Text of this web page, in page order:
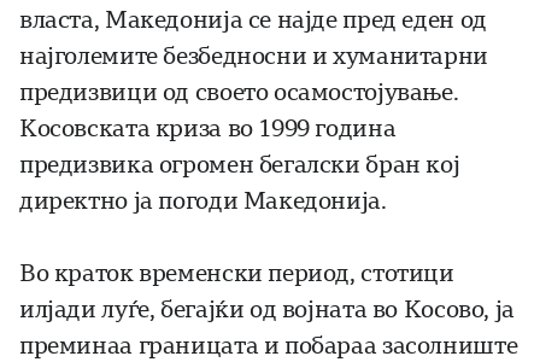
власта, Македонија се најде пред еден од
најголемите безбедносни и хуманитарни
предизвици од своето осамостојување.
Косовската криза во 1999 година
предизвика огромен бегалски бран кој
директно ја погоди Македонија.
Во краток временски период, стотици
илјади луѓе, бегајќи од војната во Косово, ја
преминаа границата и побараа засолниште